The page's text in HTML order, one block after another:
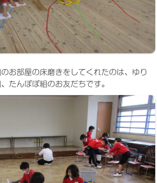
お部屋の床磨きをしてくれたのは、ゆり
たんぽぽ組のお友だちです。